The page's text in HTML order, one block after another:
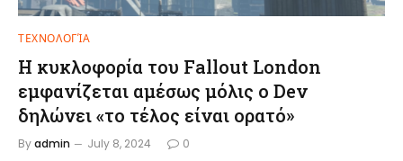
ΤΕΧΝΟΛΟΓΊΑ
Η κυκλοφορία του Fallout London
εμφανίζεται αμέσως μόλις ο Dev
δηλώνει «το τέλος είναι ορατό»
Byadmin July 8, 2024 0